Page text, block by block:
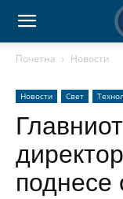
Почетна Новости
Новости Свет
поднесе